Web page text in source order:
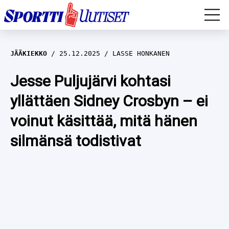
EM-YLEISURHEILU
JÄÄKIEKKO
YLEISURHEILU
WILMA HELTELÄ
TALVILAJIT
JÄÄKIEKKO 25.12.2025 LASSE HONKANEN
Jesse Puljujärvi kohtasi
yllättäen Sidney Crosbyn – ei
voinut käsittää, mitä hänen
silmänsä todistivat